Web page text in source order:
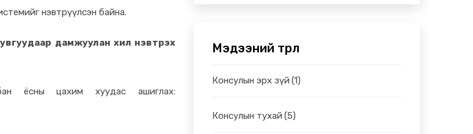
нэвтрүүлсэн байна.
дамжуулан хил нэвтрэх
ёсны цахим хуудас ашиглах:
Мэдээний төрөл
Консулын эрх зүй (1)
Консулын тухай (5)